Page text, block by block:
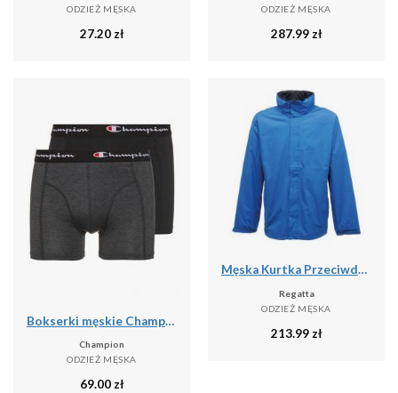
ODZIEŻ MĘSKA
27.20 zł
ODZIEŻ MĘSKA
287.99 zł
Bokserki męskie Champion 2 szt.
Champion
ODZIEŻ MĘSKA
69.00zł
Męska Kurtka Przeciwdeszczowa Ardmore
Regatta
ODZIEŻ MĘSKA
213.99 zł